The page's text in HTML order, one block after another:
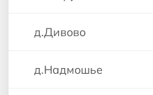
д.Дивово
д.Надмошье